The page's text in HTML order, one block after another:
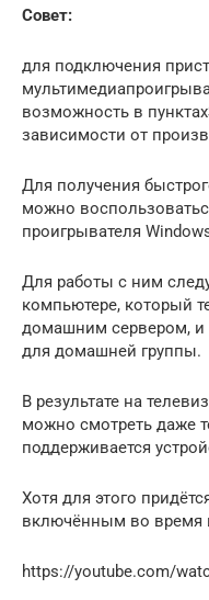
Совет:
для подключения
возможность в пунктах
зависимости от
Для получения
можно
проигрывателя
Для работы с ним
компьютере, который
домашним сервером, и
для домашней группы.
В результате на
можно смотреть даже
поддерживается
Хотя для этого
включённым во время
https://youtube.com/